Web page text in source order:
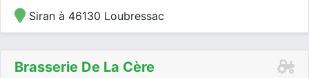
Siran à 46130 Loubressac
Brasserie De La Cère